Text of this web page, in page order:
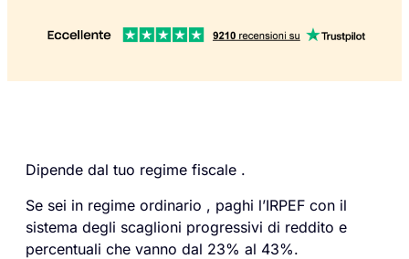
Dipende dal tuo regime fiscale .
Se sei in regime ordinario , paghi l’IRPEF con il
sistema degli scaglioni progressivi di reddito e
percentuali che vanno dal 23% al 43%.